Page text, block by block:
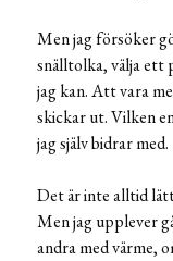
Men jag försöker
snälltolka, välja ett
jag kan. Att vara
skickar ut. Vilken
jag själv bidrar med.
Det är inte alltid
Men jag upplever
andra med värme,